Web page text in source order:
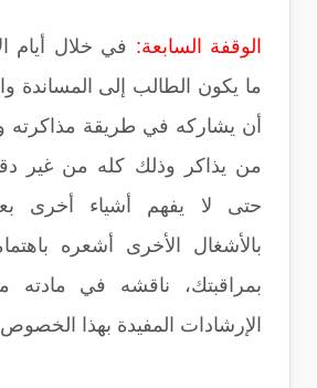
الوقفة السابعة: في خلال أيام
ما يكون الطالب إلى المساندة
أن يشاركه في طريقة مذاكرته
من يذاكر وذلك كله من غير
حتى لا يفهم أشياء أخرى
بالأشغال الأخرى أشعره
بمراقبتك، ناقشه في مادته
الإرشادات المفيدة بهذا